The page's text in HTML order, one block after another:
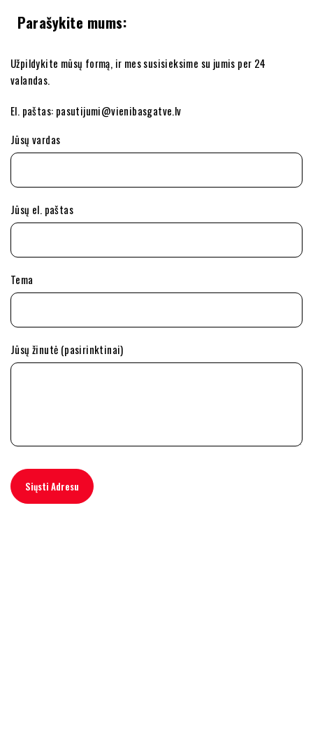
Parašykite mums:
Užpildykite mūsų formą, ir mes susisieksime su jumis per 24
valandas.
El. paštas: pasutijumi@vienibasgatve.lv
Jūsų vardas
Jūsų el. paštas
Tema
Jūsų žinutė (pasirinktinai)